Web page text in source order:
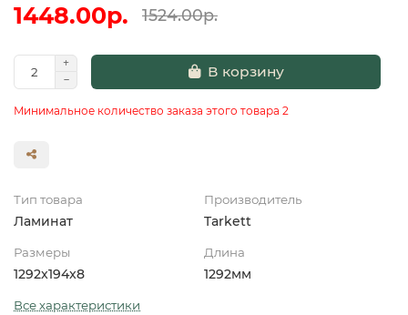
1448.00р. 1524.00р.
В корзину
Минимальное количество заказа этого товара 2
Тип товара
Ламинат
Производитель
Tarkett
Размеры
1292x194x8
Длина
1292мм
Все характеристики